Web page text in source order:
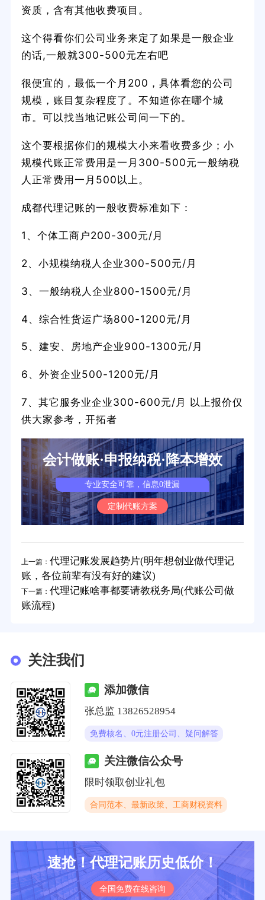
资质，含有其他收费项目。
这个得看你们公司业务来定了如果是一般企业
的话,一般就300-500元左右吧
很便宜的，最低一个月200，具体看您的公司
规模，账目复杂程度了。不知道你在哪个城
市。可以找当地记账公司问一下的。
这个要根据你们的规模大小来看收费多少；小
规模代账正常费用是一月300-500元一般纳税
人正常费用一月500以上。
成都代理记账的一般收费标准如下：
1、个体工商户200-300元/月
2、小规模纳税人企业300-500元/月
3、一般纳税人企业800-1500元/月
4、综合性货运广场800-1200元/月
5、建安、房地产企业900-1300元/月
6、外资企业500-1200元/月
7、其它服务业企业300-600元/月 以上报价仅
供大家参考，开拓者
会计做账·申报纳税·降本增效
专业安全可靠，信息0泄漏
定制代账方案
上一篇： 代理记账发展趋势片(明年想创业做代理记
账，各位前辈有没有好的建议)
下一篇： 代理记账啥事都要请教税务局(代账公司做
账流程)
关注我们
添加微信
张总监 13826528954
免费核名、0元注册公司、疑问解答
关注微信公众号
限时领取创业礼包
合同范本、最新政策、工商财税资料
速抢！代理记账历史低价！
全国免费在线咨询